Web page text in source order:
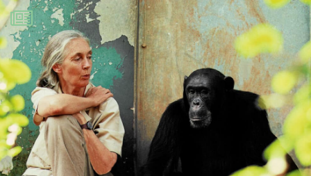
avez raison l’amour des animaux est
dans les gênes comme d’autres la
danse ou la musique. Je regarde vos
émissions avec beaucoup d’assiduité.
Bonne année 2022 pour vos animaux et
votre entreprise. gigantesque il y a tant
à faire dans ce domaine.